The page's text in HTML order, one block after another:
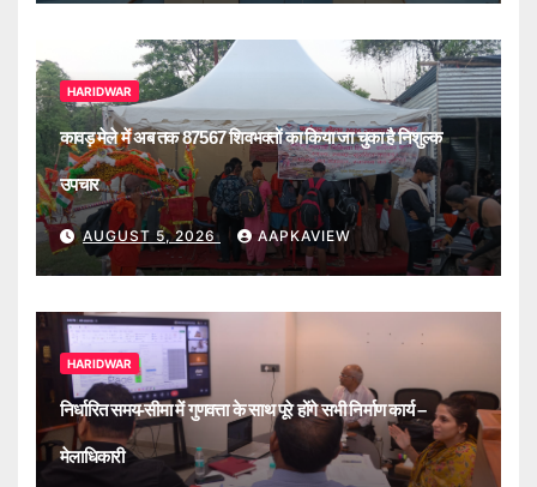
HARIDWAR
कावड़ मेले में अब तक 87567 शिवभक्तों का किया जा चुका है निशुल्क
उपचार
AUGUST 5, 2026 AAPKAVIEW
HARIDWAR
निर्धारित समय-सीमा में गुणवत्ता के साथ पूरे होंगे सभी निर्माण कार्य –
मेलाधिकारी